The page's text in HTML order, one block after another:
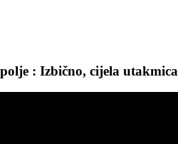
: Izbično, cijela utakmica